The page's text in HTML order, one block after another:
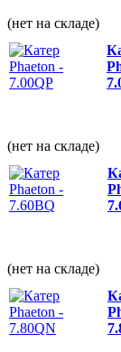
(нет на складе)
(нет на складе)
(нет на складе)